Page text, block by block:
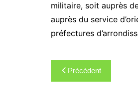
militaire, soit auprès
auprès du service
préfectures
Navigation
de
Précédent